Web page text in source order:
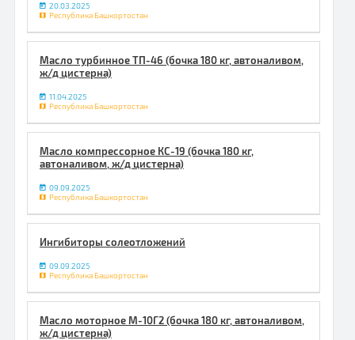
20.03.2025
Республика Башкортостан
Масло турбинное ТП-46 (бочка 180 кг, автоналивом,
ж/д цистерна)
11.04.2025
Республика Башкортостан
Масло компрессорное КС-19 (бочка 180 кг,
автоналивом, ж/д цистерна)
09.09.2025
Республика Башкортостан
Ингибиторы солеотложений
09.09.2025
Республика Башкортостан
Масло моторное М-10Г2 (бочка 180 кг, автоналивом,
ж/д цистерна)